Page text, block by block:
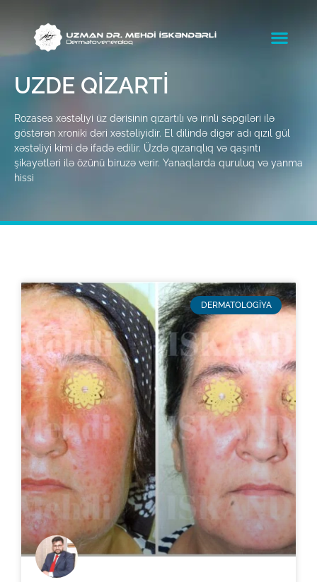
UZDE QIZARTI
Rozasea xəstəliyi üz dərisinin qızartılı və irinli səpgiləri ilə
göstərən xroniki dəri xəstəliyidir. El dilində digər adı qızıl gül
xəstəliyi kimi də ifadə edilir. Üzdə qızarıqlıq və qaşıntı
şikayətləri ilə özünü biruzə verir. Yanaqlarda quruluq və yanma
hissi
DERMATOLOGİYA